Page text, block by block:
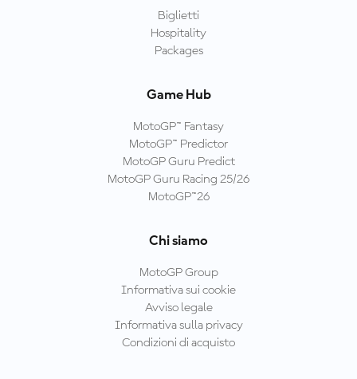
Biglietti
Hospitality
Packages
Game Hub
MotoGP™ Fantasy
MotoGP™ Predictor
MotoGP Guru Predict
MotoGP Guru Racing 25/26
MotoGP™26
Chi siamo
MotoGP Group
Informativa sui cookie
Avviso legale
Informativa sulla privacy
Condizioni di acquisto